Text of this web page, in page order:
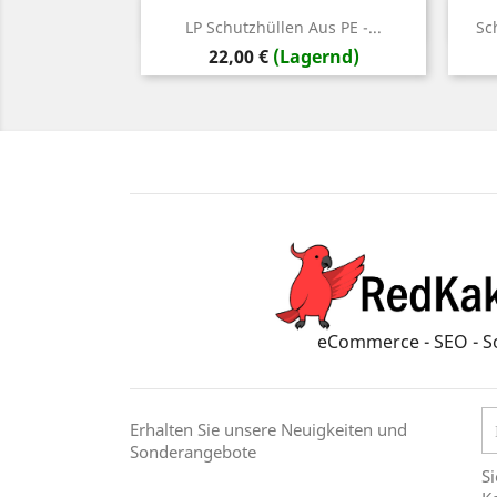
LP Schutzhüllen Aus PE -...
Preis
22,00 € (Lagernd)
Vorschau
eCommerce - SEO -
Erhalten Sie unsere Neuigkeiten und
Sonderangebote